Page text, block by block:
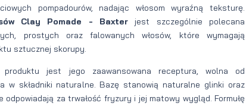
pompadourów, nadając włosom wyraźną teksturę.
Clay Pomade - Baxter jest szczególnie polecana
prostych oraz falowanych włosów, które wymagają
sztucznej skorupy.
produktu jest jego zaawansowana receptura, wolna od
w składniki naturalne. Bazę stanowią naturalne glinki oraz
odpowiadają za trwałość fryzury i jej matowy wygląd. Formułę